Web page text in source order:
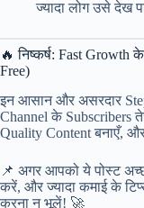
ज्यादा लोग उसे देख
🔥 निष्कर्ष: Fast Growth
Free)
इन आसान और असरदार
Channel के Subscribers
Quality Content बनाएँ,
📌 अगर आपको ये पोस्ट
करें, और ज्यादा कमाई के
करना न भूलें! 🚀